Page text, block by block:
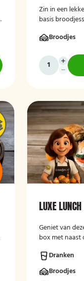
Zin in een
basis
Broodjes
LUXE
Geniet van
box met naast
Dranken
Broodjes